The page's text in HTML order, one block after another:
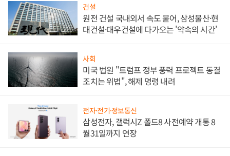
건설
원전 건설 국내외서 속도 붙어, 삼성물산·현
대건설·대우건설에 다가오는 '약속의 시간'
사회
미국 법원 "트럼프 정부 풍력 프로젝트 동결
조치는 위법", 해제 명령 내려
전자·전기·정보통신
삼성전자, 갤럭시Z 폴드8 사전예약 개통 8
월31일까지 연장